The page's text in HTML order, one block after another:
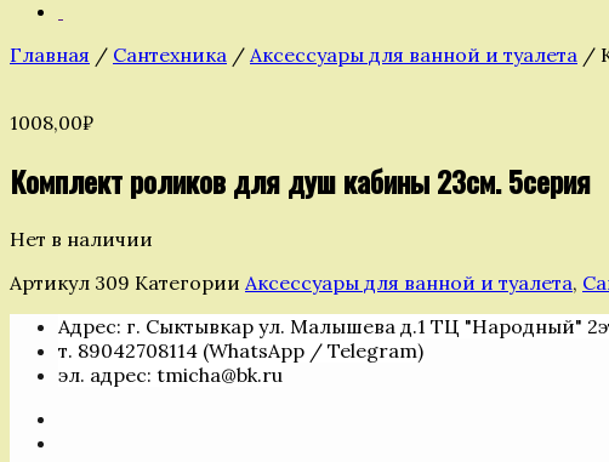
Главная / Сантехника / Аксессуары для ванной и туалета /
1008,00₽
Комплект роликов для душ кабины 23см. 5серия
Нет в наличии
Артикул 309 Категории Аксессуары для ванной и туалета,
Адрес: г. Сыктывкар ул. Малышева д.1 ТЦ "Народный"
т. 89042708114 (WhatsApp / Telegram)
эл. адрес: tmicha@bk.ru